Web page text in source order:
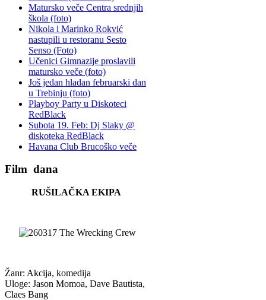
Matursko veče Centra srednjih
škola (foto)
Nikola i Marinko Rokvić
nastupili u restoranu Sesto
Senso (Foto)
Učenici Gimnazije proslavili
matursko veče (foto)
Još jedan hladan februarski dan
u Trebinju (foto)
Playboy Party u Diskoteci
RedBlack
Subota 19. Feb: Dj Slaky @
diskoteka RedBlack
Havana Club Brucoško veče
Film dana
RUŠILAČKA EKIPA
Žanr: Akcija, komedija
Uloge: Jason Momoa, Dave Bautista,
Claes Bang